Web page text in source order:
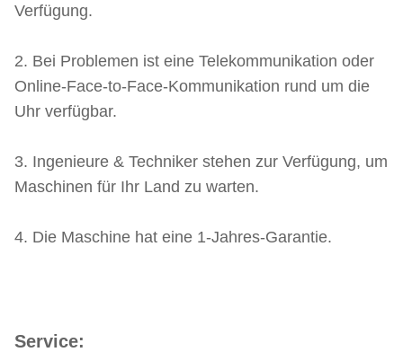
Verfügung.
2. Bei Problemen ist eine Telekommunikation oder
Online-Face-to-Face-Kommunikation rund um die
Uhr verfügbar.
3. Ingenieure & Techniker stehen zur Verfügung, um
Maschinen für Ihr Land zu warten.
4. Die Maschine hat eine 1-Jahres-Garantie.
Service: